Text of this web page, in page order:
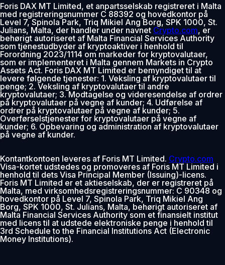
Foris DAX MT Limited, et anpartsselskab registreret i Malta
med registreringsnummer C 88392 og hovedkontor på
Level 7, Spinola Park, Triq Mikiel Ang Borg, SPK 1000, St.
Julians, Malta, der handler under navnet Crypto.com, er
behørigt autoriseret af Malta Financial Services Authority
som tjenestudbyder af kryptoaktiver i henhold til
Forordning 2023/1114 om markeder for kryptovalutaer,
som er implementeret i Malta gennem Markets in Crypto
Assets Act. Foris DAX MT Limited er bemyndiget til at
levere følgende tjenester: 1. Veksling af kryptovalutaer til
penge; 2. Veksling af kryptovalutaer til andre
kryptovalutaer; 3. Modtagelse og videresendelse af ordrer
på kryptovalutaer på vegne af kunder; 4. Udførelse af
ordrer på kryptovalutaer på vegne af kunder; 5.
Overførselstjenester for kryptovalutaer på vegne af
kunder; 6. Opbevaring og administration af kryptovalutaer
på vegne af kunder.
Kontantkontoen leveres af Foris MT Limited. Crypto.com
Visa-kortet udstedes og promoveres af Foris MT Limited i
henhold til dets Visa Principal Member (Issuing)-licens.
Foris MT Limited er et aktieselskab, der er registreret på
Malta, med virksomhedsregistreringsnummer: C 90348 og
hovedkontor på Level 7, Spinola Park, Triq Mikiel Ang
Borg, SPK 1000, St. Julians, Malta, behørigt autoriseret af
Malta Financial Services Authority som et finansielt institut
med licens til at udstede elektroniske penge i henhold til
3rd Schedule to the Financial Institutions Act (Electronic
Money Institutions).